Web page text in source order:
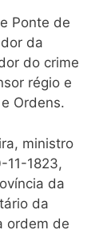
Ponte de
da
do crime
régio e
Ordens.
ministro
11-1823,
da
da
ordem de